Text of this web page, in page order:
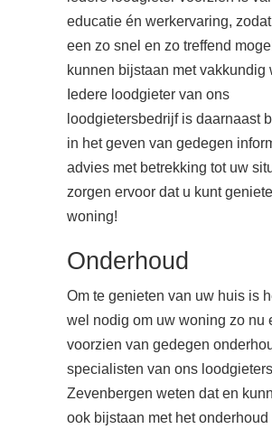
educatie én werkervaring,
een zo snel en zo treffend
kunnen bijstaan met vakkundig
Iedere loodgieter van ons
loodgietersbedrijf is daarnaast
in het geven van gedegen
advies met betrekking tot uw
zorgen ervoor dat u kunt
woning!
Onderhoud
Om te genieten van uw huis is
wel nodig om uw woning zo nu
voorzien van gedegen
specialisten van ons
Zevenbergen weten dat en
ook bijstaan met het onderhoud